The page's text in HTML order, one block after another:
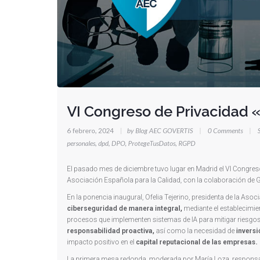
VI Congreso de Privacidad
6 febrero, 2024 | by Blog AEC GOVERTIS | 0 Comments |
personales, dpd, DPO, ProtegeTusDatos, RGPD
El pasado mes de diciembre tuvo lugar en Madrid el VI
Asociación Española para la Calidad, con la colaboración de
En la ponencia inaugural, Ofelia Tejerino, presidenta de la
ciberseguridad de manera integral, mediante el
procesos que implementen sistemas de IA para mitigar
responsabilidad proactiva, así como la necesidad de
impacto positivo en el capital reputacional de las empresas.